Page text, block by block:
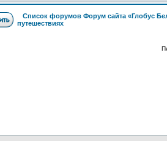
Список форумов Форум сайта «Глобус
путешествиях